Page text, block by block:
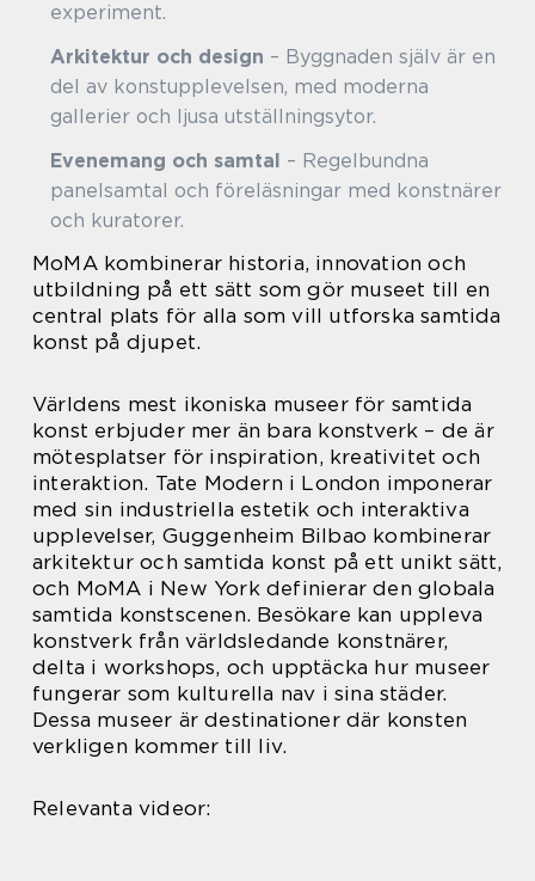
experiment.
Arkitektur och design – Byggnaden själv är en
del av konstupplevelsen, med moderna
gallerier och ljusa utställningsytor.
Evenemang och samtal – Regelbundna
panelsamtal och föreläsningar med konstnärer
och kuratorer.
MoMA kombinerar historia, innovation och
utbildning på ett sätt som gör museet till en
central plats för alla som vill utforska samtida
konst på djupet.
Världens mest ikoniska museer för samtida
konst erbjuder mer än bara konstverk – de är
mötesplatser för inspiration, kreativitet och
interaktion. Tate Modern i London imponerar
med sin industriella estetik och interaktiva
upplevelser, Guggenheim Bilbao kombinerar
arkitektur och samtida konst på ett unikt sätt,
och MoMA i New York definierar den globala
samtida konstscenen. Besökare kan uppleva
konstverk från världsledande konstnärer,
delta i workshops, och upptäcka hur museer
fungerar som kulturella nav i sina städer.
Dessa museer är destinationer där konsten
verkligen kommer till liv.
Relevanta videor: